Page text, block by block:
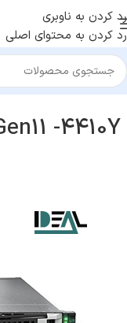
رد کردن به ناوبری
رد کردن به محتوای اصلی
-4410Y